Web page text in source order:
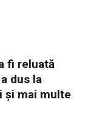
fi reluată
dus la
și mai multe